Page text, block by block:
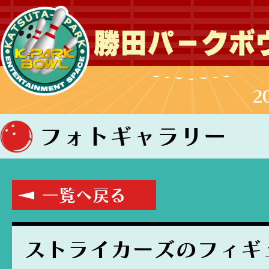
勝田パークボ
フォトギャラリー
一覧へ戻る
ストライカーズのフィギ